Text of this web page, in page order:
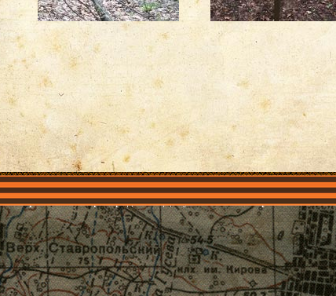
Проекты Герои рядом Документы Галерея О нас